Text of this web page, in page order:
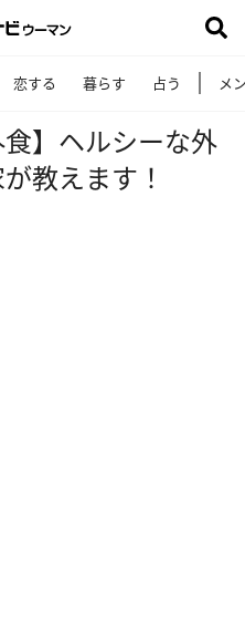
恋する 暮らす 占う メ
食】ヘルシーな外
教えます！